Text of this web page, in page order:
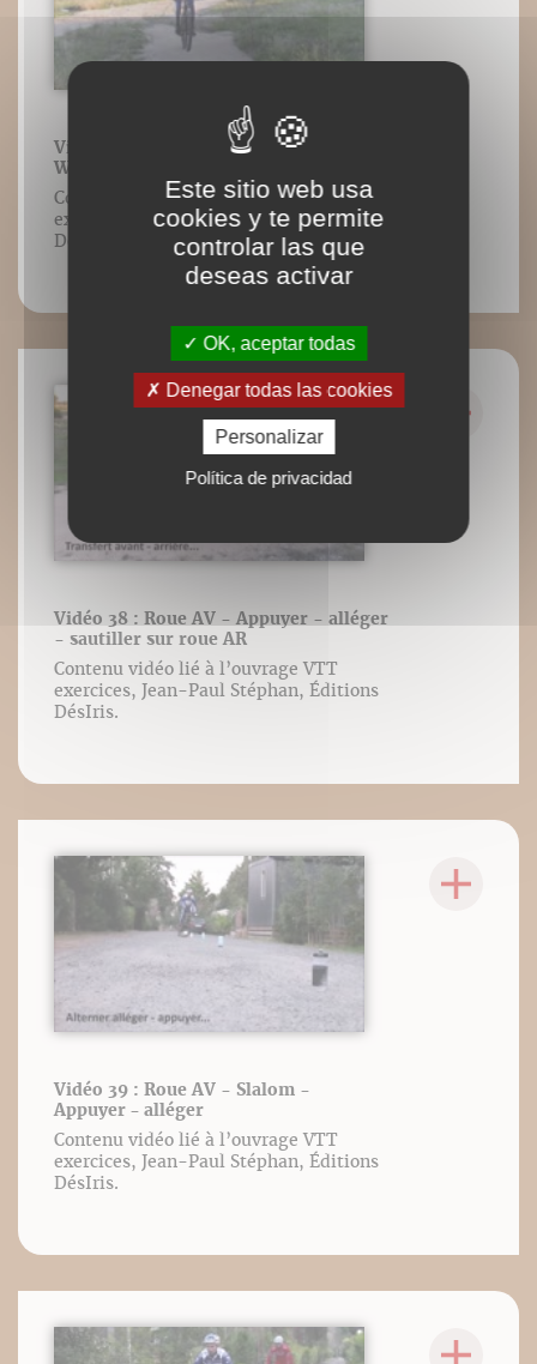
Vidéo 37 : Roue AV - Wheeling 1 doigt
Wheeling tourner cintre
Contenu vidéo lié à l’ouvrage VTT
exercices, Jean-Paul Stéphan, Éditions
DésIris.
Vidéo 38 : Roue AV - Appuyer - alléger
- sautiller sur roue AR
Contenu vidéo lié à l’ouvrage VTT
exercices, Jean-Paul Stéphan, Éditions
DésIris.
Vidéo 39 : Roue AV - Slalom -
Appuyer - alléger
Contenu vidéo lié à l’ouvrage VTT
exercices, Jean-Paul Stéphan, Éditions
DésIris.
Este sitio web usa
cookies y te permite
controlar las que
deseas activar
OK, aceptar todas
Denegar todas las cookies
Personalizar
Política de privacidad